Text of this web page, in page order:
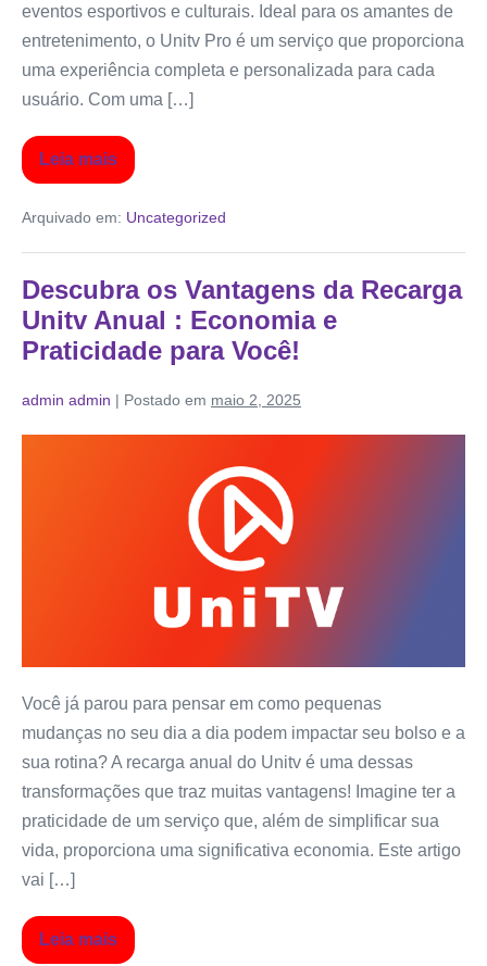
eventos esportivos e culturais. Ideal para os amantes de
entretenimento, o Unitv Pro é um serviço que proporciona
uma experiência completa e personalizada para cada
usuário. Com uma […]
Leia mais
Arquivado em: Uncategorized
Descubra os Vantagens da Recarga
Unitv Anual : Economia e
Praticidade para Você!
admin admin | Postado em maio 2, 2025
Você já parou para pensar em como pequenas
mudanças no seu dia a dia podem impactar seu bolso e a
sua rotina? A recarga anual do Unitv é uma dessas
transformações que traz muitas vantagens! Imagine ter a
praticidade de um serviço que, além de simplificar sua
vida, proporciona uma significativa economia. Este artigo
vai […]
Leia mais